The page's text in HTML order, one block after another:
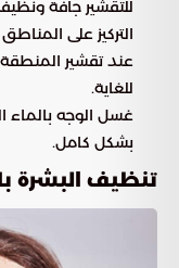
للتقشير جافة
التركيز على
عند تقشير
للغاية.
غسل الوجه بالماء
بشكل كامل.
تنظيف البشرة